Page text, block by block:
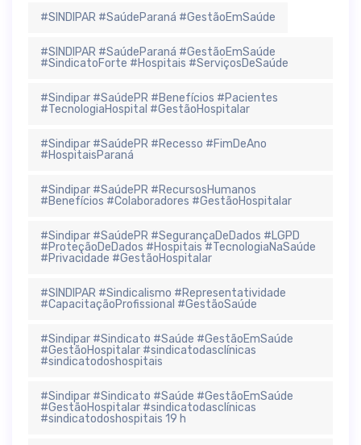
#SINDIPAR #SaúdeParaná #GestãoEmSaúde
#SINDIPAR #SaúdeParaná #GestãoEmSaúde
#SindicatoForte #Hospitais #ServiçosDeSaúde
#Sindipar #SaúdePR #Benefícios #Pacientes
#TecnologiaHospital #GestãoHospitalar
#Sindipar #SaúdePR #Recesso #FimDeAno
#HospitaisParaná
#Sindipar #SaúdePR #RecursosHumanos
#Benefícios #Colaboradores #GestãoHospitalar
#Sindipar #SaúdePR #SegurançaDeDados #LGPD
#ProteçãoDeDados #Hospitais #TecnologiaNaSaúde
#Privacidade #GestãoHospitalar
#SINDIPAR #Sindicalismo #Representatividade
#CapacitaçãoProfissional #GestãoSaúde
#Sindipar #Sindicato #Saúde #GestãoEmSaúde
#GestãoHospitalar #sindicatodasclínicas
#sindicatodoshospitais
#Sindipar #Sindicato #Saúde #GestãoEmSaúde
#GestãoHospitalar #sindicatodasclínicas
#sindicatodoshospitais 19 h